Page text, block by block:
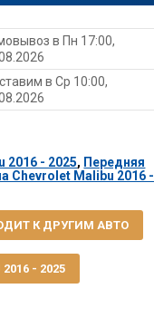
в Пн 17:00,
в Ср 10:00,
2016 - 2025, Передняя
Chevrolet Malibu 2016 -
К ДРУГИМ АВТО
- 2025